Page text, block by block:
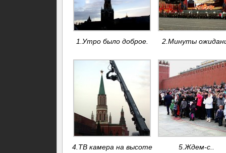
1.Утро было доброе. 2.Минуты
4.ТВ камера на высоте 5.Ждем-с..